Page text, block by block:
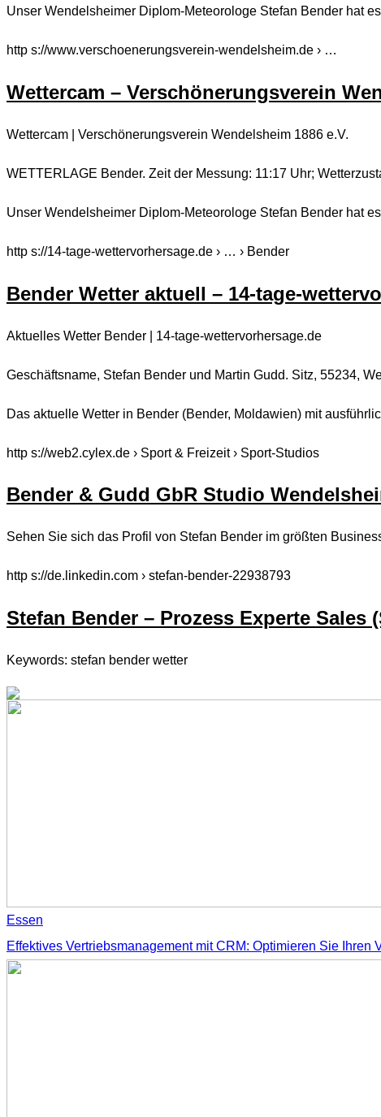
Unser Wendelsheimer Diplom-Meteorologe Stefan Bender hat
http s://www.verschoenerungsverein-wendelsheim.de › …
Wettercam – Verschönerungsverein
Wettercam | Verschönerungsverein Wendelsheim 1886 e.V.
WETTERLAGE Bender. Zeit der Messung: 11:17 Uhr;
Unser Wendelsheimer Diplom-Meteorologe Stefan Bender hat
http s://14-tage-wettervorhersage.de › … › Bender
Bender Wetter aktuell – 14-tage-
Aktuelles Wetter Bender | 14-tage-wettervorhersage.de
Geschäftsname, Stefan Bender und Martin Gudd. Sitz, 55234,
Das aktuelle Wetter in Bender (Bender, Moldawien) mit
http s://web2.cylex.de › Sport & Freizeit › Sport-Studios
Bender & Gudd GbR Studio
Sehen Sie sich das Profil von Stefan Bender im größten
http s://de.linkedin.com › stefan-bender-22938793
Stefan Bender – Prozess Experte Sales
Keywords: stefan bender wetter
Essen
Effektives Vertriebsmanagement mit CRM: Optimieren Sie Ihren